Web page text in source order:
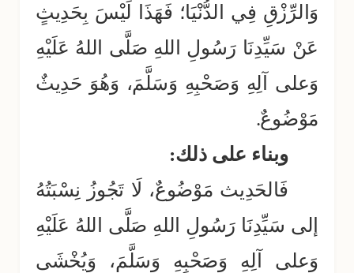
وَالرِّزْقِ فِي الدُّنْيَا؛ فَهَذَا لَيْسَ بِحَدِيثٍ
عَنْ سَيِّدِنَا رَسُولِ اللهِ صَلَّى اللهُ عَلَيْهِ
وَعلى آلِهِ وَصَحْبِهِ وَسَلَّمَ، وَهُوَ حَدِيثٌ
مَوْضُوعٌ.
وبناء على ذلك:
فَالحَدِيث مَوْضُوعٌ، لَا تَجُوزُ نِسْبَتُهُ
إلى سَيِّدِنَا رَسُولِ اللهِ صَلَّى اللهُ عَلَيْهِ
وَعلى آلِهِ وَصَحْبِهِ وَسَلَّمَ، وَيُخْشَى